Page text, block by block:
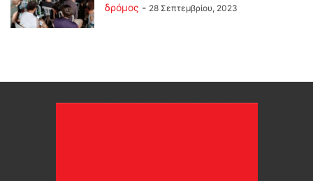
δρόμος - 28 Σεπτεμβρίου, 2023